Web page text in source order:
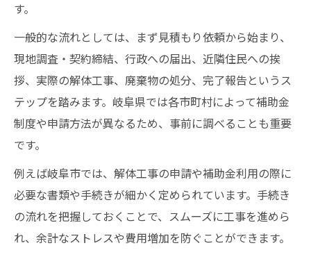
とは
安心できる解体業者選びのチェックポイン
ト
補助金や費用相場を岐阜で見極めるコツ
岐阜市の解体補助金制度と申請条件のポイ
解体工事の費用相場と追加費用の見極め方
補助金を活用した解体工事の費用節約術
見積もり時に確認したい解体工事の明細項
目
す。
一般的な流れとしては、まず見積もり依頼から始まり、
現地調査・契約締結、行政への届出、近隣住民への挨
拶、実際の解体工事、廃棄物の処分、完了報告というス
テップを踏みます。岐阜県では各市町村によって補助金
制度や申請方法が異なるため、事前に調べることも重要
です。
例えば岐阜市では、解体工事の申請や補助金利用の際に
必要な書類や手続きが細かく定められています。手続き
の流れを把握しておくことで、スムーズに工事を進めら
れ、余計なストレスや費用増加を防ぐことができます。